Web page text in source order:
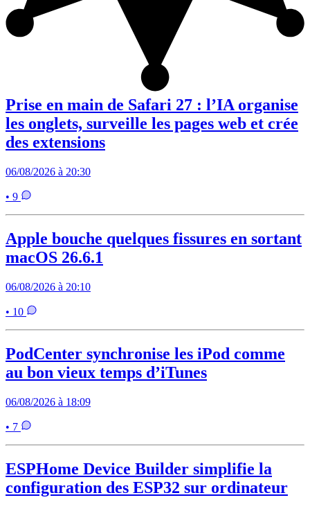
Prise en main de Safari 27 : l’IA organise
les onglets, surveille les pages web et crée
des extensions
06/08/2026 à 20:30
• 9
Apple bouche quelques fissures en sortant
macOS 26.6.1
06/08/2026 à 20:10
• 10
PodCenter synchronise les iPod comme
au bon vieux temps d’iTunes
06/08/2026 à 18:09
• 7
ESPHome Device Builder simplifie la
configuration des ESP32 sur ordinateur